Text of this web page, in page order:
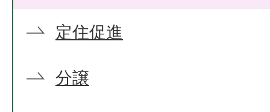
定住促進
分譲